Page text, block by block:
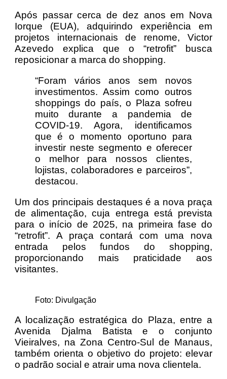
Após passar cerca de dez anos em Nova
Iorque (EUA), adquirindo experiência em
projetos internacionais de renome, Victor
Azevedo explica que o “retrofit” busca
reposicionar a marca do shopping.
“Foram vários anos sem novos
investimentos. Assim como outros
shoppings do país, o Plaza sofreu
muito durante a pandemia de
COVID-19. Agora, identificamos
que é o momento oportuno para
investir neste segmento e oferecer
o melhor para nossos clientes,
lojistas, colaboradores e parceiros”,
destacou.
Um dos principais destaques é a nova praça
de alimentação, cuja entrega está prevista
para o início de 2025, na primeira fase do
“retrofit”. A praça contará com uma nova
entrada pelos fundos do shopping,
proporcionando mais praticidade aos
visitantes.
Foto: Divulgação
A localização estratégica do Plaza, entre a
Avenida Djalma Batista e o conjunto
Vieiralves, na Zona Centro-Sul de Manaus,
também orienta o objetivo do projeto: elevar
o padrão social e atrair uma nova clientela.